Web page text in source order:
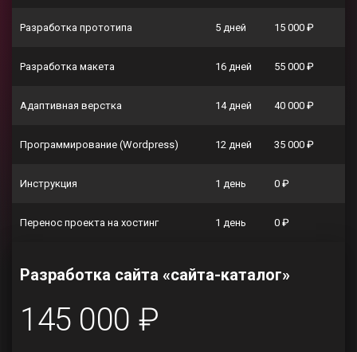
Разработка прототипа 5 дней 15 000 ₽
Разработка макета 16 дней 55 000 ₽
Адаптивная верстка 14 дней 40 000 ₽
Программирование (Wordpress) 12 дней 35 000 ₽
Инструкция 1 день 0 ₽
Перенос проекта на хостинг 1 день 0 ₽
Разработка сайта «сайта-каталог»
145 000 ₽